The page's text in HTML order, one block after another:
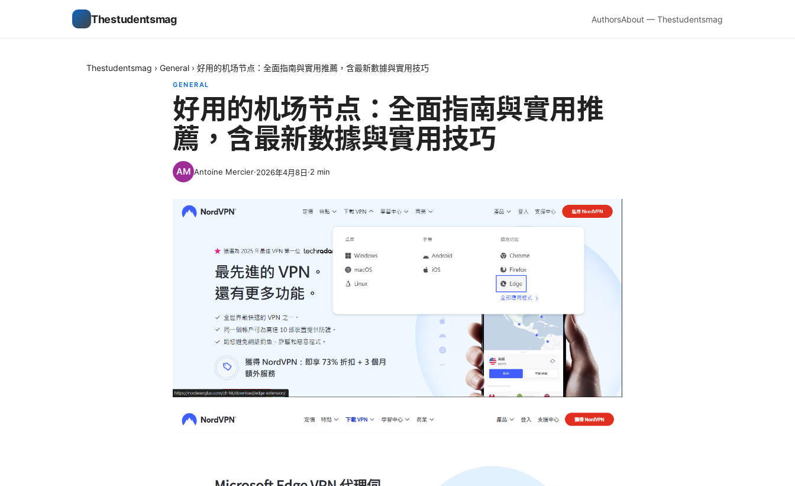
Thestudentsmag AuthorsAbout — Thestudentsmag
Thestudentsmag › General › 好用的机场节点：全面指南與實用推薦，含最新數據與實用技巧
GENERAL
好用的机场节点：全面指南與實用推
薦，含最新數據與實用技巧
Antoine Mercier·2026年4月8日·2 min